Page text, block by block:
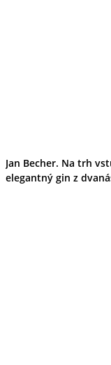
Jan Becher. Na trh
elegantný gin z